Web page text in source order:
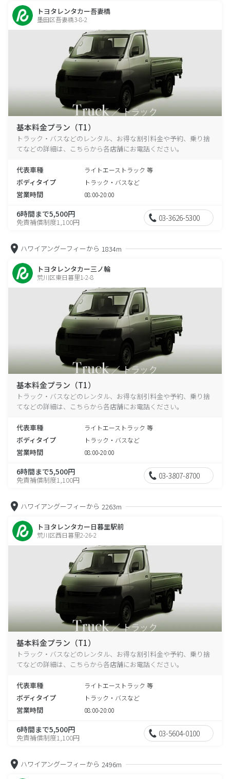
トヨタレンタカー吾妻橋
墨田区吾妻橋3-8-2
基本料金プラン（T1）
トラック・バスなどのレンタル、お得な割引料金や予約、乗り捨
てなどの詳細は、こちらから各店舗にお電話ください。
代表車種 ライトエーストラック 等
ボディタイプ トラック・バスなど
営業時間 08:00-20:00
6時間まで5,500円
免責補償制度1,100円 03-3626-5300
ハワイアングーフィーから 1834m
トヨタレンタカー三ノ輪
荒川区東日暮里1-2-8
基本料金プラン（T1）
トラック・バスなどのレンタル、お得な割引料金や予約、乗り捨
てなどの詳細は、こちらから各店舗にお電話ください。
代表車種 ライトエーストラック 等
ボディタイプ トラック・バスなど
営業時間 08:00-20:00
6時間まで5,500円
免責補償制度1,100円 03-3807-8700
ハワイアングーフィーから 2263m
トヨタレンタカー日暮里駅前
荒川区西日暮里2-26-2
基本料金プラン（T1）
トラック・バスなどのレンタル、お得な割引料金や予約、乗り捨
てなどの詳細は、こちらから各店舗にお電話ください。
代表車種 ライトエーストラック 等
ボディタイプ トラック・バスなど
営業時間 08:00-20:00
6時間まで5,500円
免責補償制度1,100円 03-5604-0100
ハワイアングーフィーから 2496m